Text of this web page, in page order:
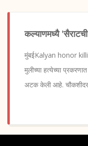
कल्याणमध्यै
मुंबईKalyan honor
मुलीच्या हत्येच्या
अटक केली आहे.